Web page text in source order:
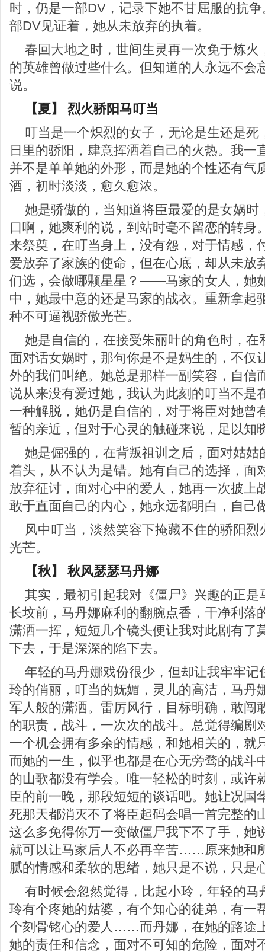
时，仍是一部DV，记录下她不甘屈服的抗
部DV见证着，她从未放弃的执着。
春回大地之时，世间生灵再一次免于炼
的英雄曾做过些什么。但知道的人永远不会
说。
【夏】 烈火骄阳马叮当
叮当是一个炽烈的女子，无论是生还是
日里的骄阳，肆意挥洒着自己的火热。我一
并不是单单她的外形，而是她的个性还有气
酒，初时淡淡，愈久愈浓。
她是骄傲的，当知道将臣最爱的是女娲
口啊，她爽利的说，到站时毫不留恋的转身
来祭奠，在叮当身上，没有怨，对于情感，
爱放弃了家族的使命，但在心底，却从未放
们选，会做哪颗星星？——马家的女人，她
中，她最中意的还是马家的战衣。重新拿起
种不可逼视骄傲光芒。
她是自信的，在接受朱丽叶的角色时，
面对话女娲时，那句你是不是妈生的，不仅
外的我们叫绝。她总是那样一副笑容，自信
说从来没有爱过她，我认为此刻的叮当不是
一种解脱，她仍是自信的，对于将臣对她曾
暂的亲近，但对于心灵的触碰来说，足以知
她是倔强的，在背叛祖训之后，面对姑
着头，从不认为是错。她有自己的选择，面
放弃征讨，面对心中的爱人，她再一次披上
敢于直面自己的内心，她永远都明白，自己
风中叮当，淡然笑容下掩藏不住的骄阳
光芒。
【秋】 秋风瑟瑟马丹娜
其实，最初引起我对《僵尸》兴趣的正
长坟前，马丹娜麻利的翻腕点香，干净利落
潇洒一挥，短短几个镜头便让我对此剧有了
下去，于是深深的陷下去。
年轻的马丹娜戏份很少，但却让我牢牢
玲的俏丽，叮当的妩媚，灵儿的高洁，马丹
军人般的潇洒。雷厉风行，目标明确，敢闯
的职责，战斗，一次次的战斗。总觉得编剧
一个机会拥有多余的情感，和她相关的，就
而她的一生，似乎也都是在心无旁骛的战斗
的山歌都没有学会。唯一轻松的时刻，或许
臣的前一晚，那段短短的谈话吧。她让况国
死那天都消灭不了将臣起码会唱一首完整的
这么多免得你万一变做僵尸我下不了手，她
就可以让马家后人不必再辛苦……原来她和
腻的情感和柔软的思绪，她只是不说，只是
有时候会忽然觉得，比起小玲，年轻的
玲有个疼她的姑婆，有个知心的徒弟，有一
个刻骨铭心的爱人……而丹娜，在她的路途
她的责任和信念，面对不可知的危险，面对